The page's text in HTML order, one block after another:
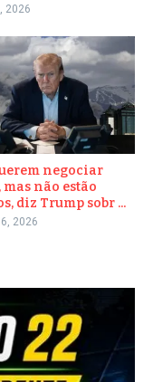
2026
negociar
não estão
diz Trump sobr ...
2026